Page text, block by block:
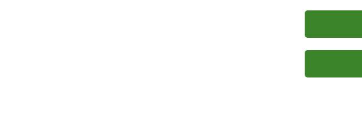
va dal 1° gennaio dell’anno antecedente la richiesta al